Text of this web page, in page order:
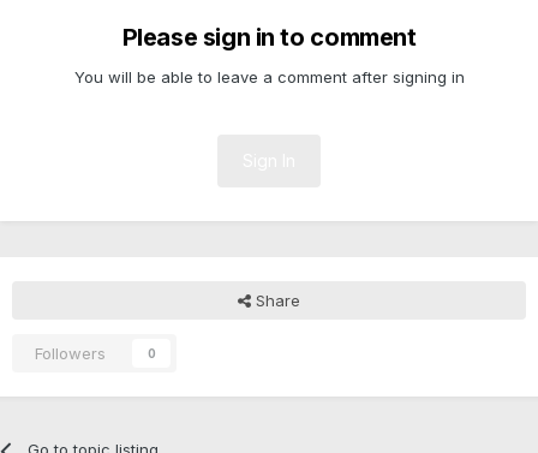
Please sign in to comment
You will be able to leave a comment after signing in
Share
Followers 0